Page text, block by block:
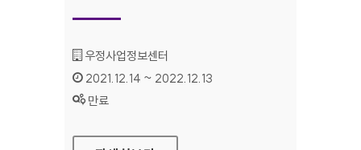
기관명 :
우정사업정보센터
인증기간 :
2021.12.14 ~ 2022.12.13
상태 :
만료